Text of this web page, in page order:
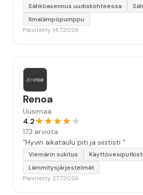
seuraavallakin kerralla!”
Sähköasennus uudiskohteessa
Ilmalämpöpumppu
Päivitetty 14.7.2026
Renoa
Uusimaa
4.2
173 arviota
“Hyvin aikataulu piti ja siististi ”
Viemärin sukitus
Lämmitysjärjestelmät
Päivitetty 27.7.2026